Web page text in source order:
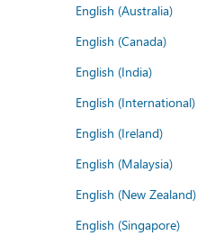
English (Australia)
English (Canada)
English (India)
English (International)
English (Ireland)
English (Malaysia)
English (New Zealand)
English (Singapore)